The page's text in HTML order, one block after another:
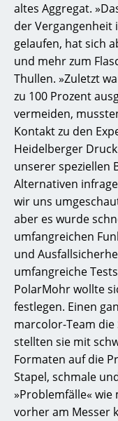
altes Aggregat.
der Vergangenheit
gelaufen, hat sich
und mehr zum
Thullen. »Zuletzt
zu 100 Prozent
vermeiden,
Kontakt zu den
Heidelberger
unserer speziellen
Alternativen
wir uns
aber es wurde
umfangreichen
und
umfangreiche
PolarMohr wollte
festlegen. Einen
marcolor-Team
stellten sie mit
Formaten auf die
Stapel, schmale
»Problemfälle« wie
vorher am Messer